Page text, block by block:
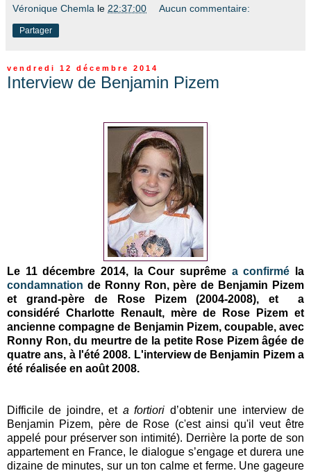
Véronique Chemla le 22:37:00 Aucun commentaire:
Partager
vendredi 12 décembre 2014
Interview de Benjamin Pizem
Le 11 décembre 2014, la Cour suprême a confirmé la
condamnation de Ronny Ron, père de Benjamin Pizem
et grand-père de Rose Pizem (2004-2008), et a
considéré Charlotte Renault, mèrede Rose Pizemet
ancienne compagne de Benjamin Pizem, coupable, avec
Ronny Ron, du meurtre de la petite Rose Pizem âgée de
quatre ans, à l'été 2008. L'interview de Benjamin Pizem a
été réalisée en août 2008.
Difficile de joindre, et a fortiori d’obtenir une interview de
Benjamin Pizem, père de Rose (c'est ainsi qu'il veut être
appelé pour préserver son intimité). Derrière la porte de son
appartement en France, le dialogue s’engage et durera une
dizaine de minutes, sur un ton calme et ferme. Une gageure